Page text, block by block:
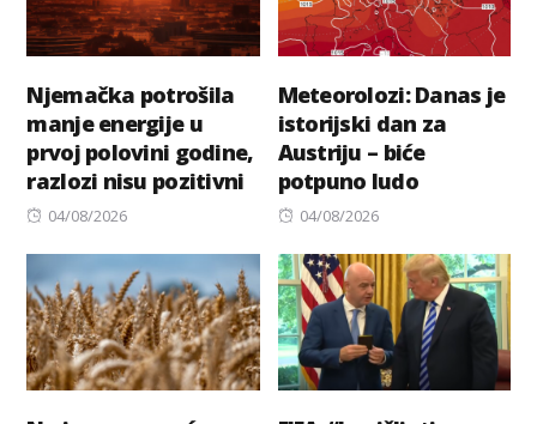
Njemačka potrošila
manje energije u
prvoj polovini godine,
razlozi nisu pozitivni
Posted
04/08/2026
Meteorolozi: Danas je
istorijski dan za
Austriju – biće
potpuno ludo
Posted
04/08/2026